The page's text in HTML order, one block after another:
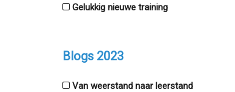
Gelukkig nieuwe training
Blogs 2023
Van weerstand naar leerstand